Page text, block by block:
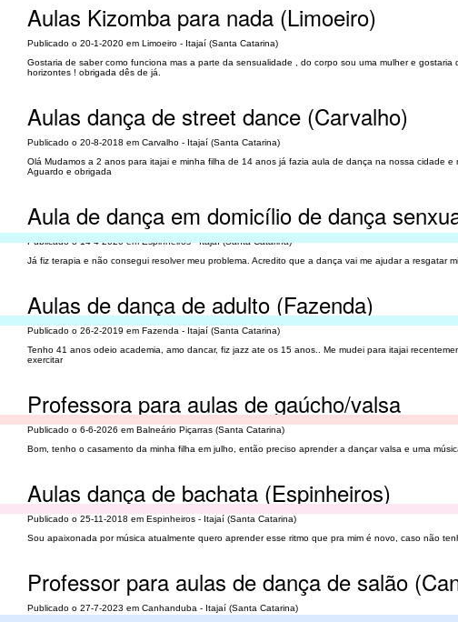
Aulas Kizomba para nada (Limoeiro)
Publicado o 20-1-2020 em Limoeiro - Itajaí (Santa Catarina)
Gostaria de saber como funciona mas a parte da sensualidade , do corpo sou uma mulher e
horizontes ! obrigada dês de já.
Aulas dança de street dance (Carvalho)
Publicado o 20-8-2018 em Carvalho - Itajaí (Santa Catarina)
Olá Mudamos a 2 anos para itajai e minha filha de 14 anos já fazia aula de dança na nossa cidade
Aguardo e obrigada
Aula de dança em domicílio de dança
Publicado o 14-4-2020 em Espinheiros - Itajaí (Santa Catarina)
Já fiz terapia e não consegui resolver meu problema. Acredito que a dança vai me ajudar a resgatar
Aulas de dança de adulto (Fazenda)
Publicado o 26-2-2019 em Fazenda - Itajaí (Santa Catarina)
Tenho 41 anos odeio academia, amo dancar, fiz jazz ate os 15 anos.. Me mudei para itajai
exercitar
Professora para aulas de gaúcho/valsa
Publicado o 6-6-2026 em Balneário Piçarras (Santa Catarina)
Bom, tenho o casamento da minha filha em julho, então preciso aprender a dançar valsa e uma
Aulas dança de bachata (Espinheiros)
Publicado o 25-11-2018 em Espinheiros - Itajaí (Santa Catarina)
Sou apaixonada por música atualmente quero aprender esse ritmo que pra mim é novo, caso não
Professor para aulas de dança de salão
Publicado o 27-7-2023 em Canhanduba - Itajaí (Santa Catarina)